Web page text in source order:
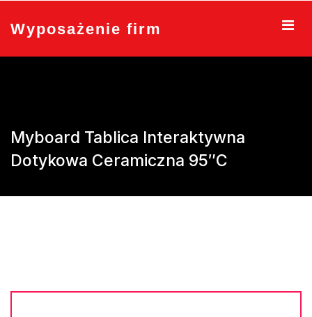
content
Wyposażenie firm
Myboard Tablica Interaktywna
Dotykowa Ceramiczna 95″C